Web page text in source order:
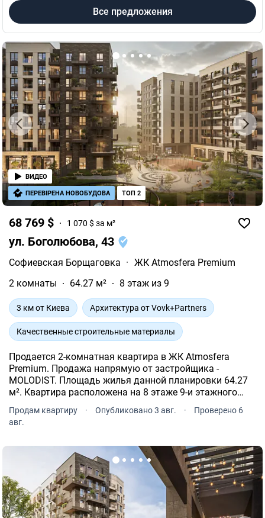
Все предложения
68 769 $ 1 070 $ за м²
ул. Боголюбова, 43
Софиевская Борщаговка · ЖК Atmosfera Premium
2 комнаты
64.27 м² 8 этаж из 9
3 км от Киева Архитектура от Vovk+Partners
Качественные строительные материалы
Продается 2-комнатная квартира в ЖК Atmosfera
Premium. Продажа напрямую от застройщика -
MOLODIST. Площадь жилья данной планировки 64.27
м². Квартира расположена на 8 этаже 9-и этажного
Софиевская Борщаговка, Боголюбова, 43.
Продам квартиру · Опубликовано 3 авг. ·
Проверено 6
авг.
ВИДЕО
ПЕРЕВІРЕНА НОВОБУДОВА ТОП 2